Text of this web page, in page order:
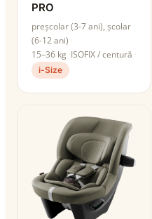
PRO
preșcolar (3-7 ani), școlar
(6-12 ani)
15–36 kg ISOFIX / centură
i-Size